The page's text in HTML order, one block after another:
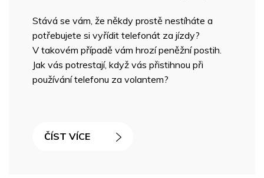
Stává se vám, že někdy prostě nestíháte a
potřebujete si vyřídit telefonát za jízdy?
V takovém případě vám hrozí peněžní postih.
Jak vás potrestají, když vás přistihnou při
používání telefonu za volantem?
ČÍST VÍCE